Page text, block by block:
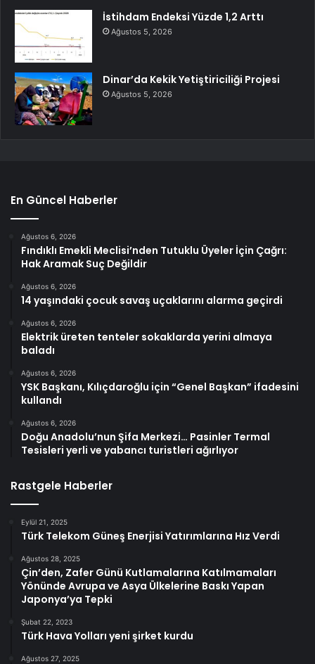
İstihdam Endeksi Yüzde 1,2 Arttı
Ağustos 5, 2026
Dinar’da Kekik Yetiştiriciliği Projesi
Ağustos 5, 2026
En Güncel Haberler
Ağustos 6, 2026
Fındıklı Emekli Meclisi’nden Tutuklu Üyeler İçin Çağrı:
Hak Aramak Suç Değildir
Ağustos 6, 2026
14 yaşındaki çocuk savaş uçaklarını alarma geçirdi
Ağustos 6, 2026
Elektrik üreten tenteler sokaklarda yerini almaya
baladı
Ağustos 6, 2026
YSK Başkanı, Kılıçdaroğlu için “Genel Başkan” ifadesini
kullandı
Ağustos 6, 2026
Doğu Anadolu’nun Şifa Merkezi… Pasinler Termal
Tesisleri yerli ve yabancı turistleri ağırlıyor
Rastgele Haberler
Eylül 21, 2025
Türk Telekom Güneş Enerjisi Yatırımlarına Hız Verdi
Ağustos 28, 2025
Çin’den, Zafer Günü Kutlamalarına Katılmamaları
Yönünde Avrupa ve Asya Ülkelerine Baskı Yapan
Japonya’ya Tepki
Şubat 22, 2023
Türk Hava Yolları yeni şirket kurdu
Ağustos 27, 2025